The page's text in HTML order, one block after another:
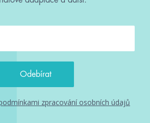
zpracování osobních údajů